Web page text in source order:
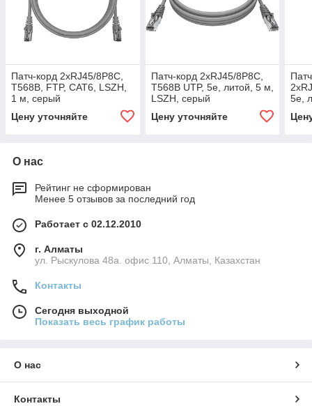
Патч-корд 2xRJ45/8P8C,
T568B, FTP, CAT6, LSZH,
1 м, серый
Цену уточняйте
Патч-корд 2хRJ45/8P8C,
T568B UTP, 5e, литой, 5 м,
LSZH, серый
Цену уточняйте
5e,
О нас
Рейтинг не сформирован
Менее 5 отзывов за последний год
Работает с 02.12.2010
г. Алматы
ул. Рыскулова 48а. офис 110, Алматы, Казахстан
Контакты
Сегодня выходной
Показать весь график работы
О нас
Контакты